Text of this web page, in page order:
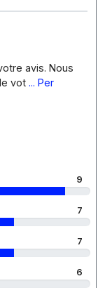
avis. Nous
vot ... Per
9
7
7
6